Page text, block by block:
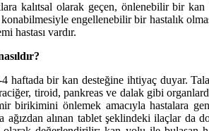
kalıtsal olarak geçen, önlenebilir bir kan
engellenebilir bir hastalık
hastası vardır.
haftada bir kan desteğine ihtiyaç duyar.
tiroid, pankreas ve dalak gibi
birikimini önlemek amacıyla hastalara
ağızdan alınan tablet şeklindeki ilaçlar da